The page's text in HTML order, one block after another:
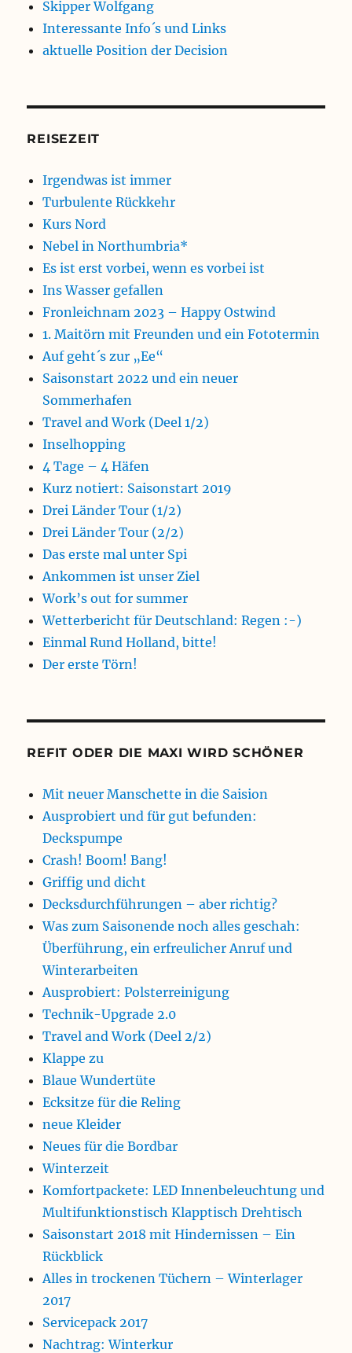
Skipper Wolfgang
Interessante Info´s und Links
aktuelle Position der Decision
REISEZEIT
Irgendwas ist immer
Turbulente Rückkehr
Kurs Nord
Nebel in Northumbria*
Es ist erst vorbei, wenn es vorbei ist
Ins Wasser gefallen
Fronleichnam 2023 – Happy Ostwind
1. Maitörn mit Freunden und ein Fototermin
Auf geht´s zur „Ee“
Saisonstart 2022 und ein neuer
Sommerhafen
Travel and Work (Deel 1/2)
Inselhopping
4 Tage – 4 Häfen
Kurz notiert: Saisonstart 2019
Drei Länder Tour (1/2)
Drei Länder Tour (2/2)
Das erste mal unter Spi
Ankommen ist unser Ziel
Work’s out for summer
Wetterbericht für Deutschland: Regen :-)
Einmal Rund Holland, bitte!
Der erste Törn!
REFIT ODER DIE MAXI WIRD SCHÖNER
Mit neuer Manschette in die Saision
Ausprobiert und für gut befunden:
Deckspumpe
Crash! Boom! Bang!
Griffig und dicht
Decksdurchführungen – aber richtig?
Was zum Saisonende noch alles geschah:
Überführung, ein erfreulicher Anruf und
Winterarbeiten
Ausprobiert: Polsterreinigung
Technik-Upgrade 2.0
Travel and Work (Deel 2/2)
Klappe zu
Blaue Wundertüte
Ecksitze für die Reling
neue Kleider
Neues für die Bordbar
Winterzeit
Komfortpackete: LED Innenbeleuchtung und
Multifunktionstisch Klapptisch Drehtisch
Saisonstart 2018 mit Hindernissen – Ein
Rückblick
Alles in trockenen Tüchern – Winterlager
2017
Servicepack 2017
Nachtrag: Winterkur